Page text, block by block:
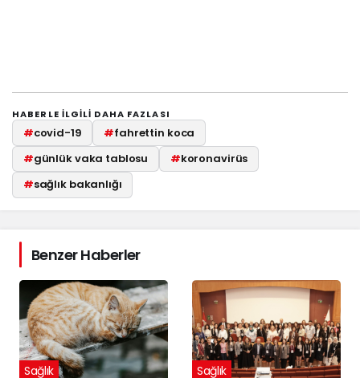
HABERLE ILGILI DAHA FAZLASI
#covid-19 #fahrettin koca
#günlük vaka tablosu #koronavirüs
#sağlık bakanlığı
Benzer Haberler
Sağlık Sağlık